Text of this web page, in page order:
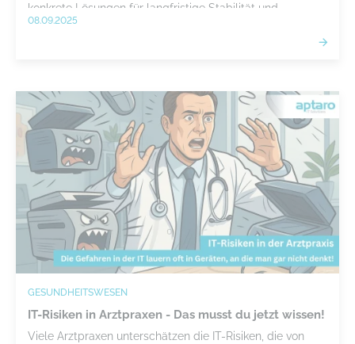
konkrete Lösungen für langfristige Stabilität und
Datenschutz.
08.09.2025
GESUNDHEITSWESEN
IT-Risiken in Arztpraxen - Das musst du jetzt wissen!
Viele Arztpraxen unterschätzen die IT-Risiken, die von